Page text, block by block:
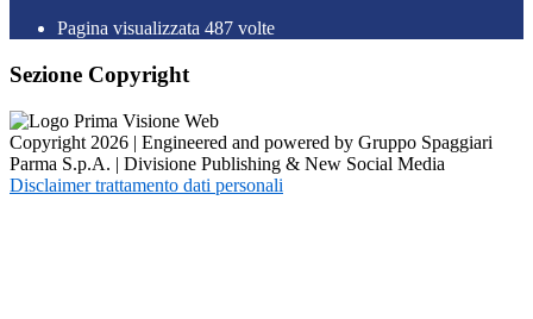
Pagina visualizzata 487 volte
Sezione Copyright
Copyright 2026 | Engineered and powered by Gruppo Spaggiari
Parma S.p.A. | Divisione Publishing & New Social Media
Disclaimer trattamento dati personali